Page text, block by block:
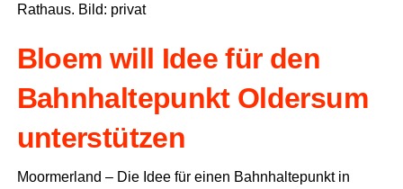
Rat­haus. Bild: privat
Blo­em will Idee für den
Bahn­hal­te­punkt Older­sum
unterstützen
Moorm­er­land – Die Idee für einen Bahn­hal­te­punkt in